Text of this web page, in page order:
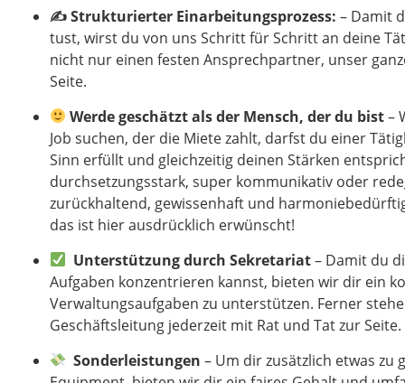
✍️Strukturierter Einarbeitungsprozess: – Damit
tust, wirst du von uns Schritt für Schritt an deine
nicht nur einen festen Ansprechpartner, unser
Seite.
Werde geschätzt als der Mensch, der du bist–
Job suchen, der die Miete zahlt, darfst du einer
Sinn erfüllt und gleichzeitig deinen Stärken
durchsetzungsstark, super kommunikativ oder
zurückhaltend, gewissenhaft und
das ist hier ausdrücklich erwünscht!
Unterstützung durch Sekretariat– Damit du
Aufgaben konzentrieren kannst, bieten wir dir ein
Verwaltungsaufgaben zu unterstützen. Ferner
Geschäftsleitung jederzeit mit Rat und Tat zur Seite.
Sonderleistungen – Um dir zusätzlich etwas